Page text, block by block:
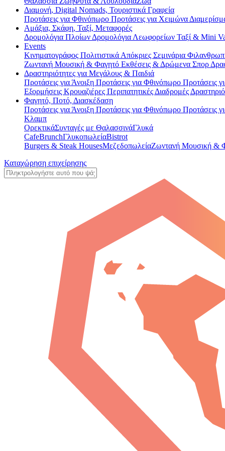
Διαμονή, Digital Nomads, Τουριστικά Γραφεία
Προτάσεις για Φθινόπωρο Προτάσεις για Χειμώνα
Αμάξια, Σκάφη, Ταξί, Μεταφορές
Δρομολόγια Πλοίων Δρομολόγια Λεωφορείων Ταξί & Μini
Events
Κινηματογράφος Πολιτιστικά Απόκριες Σεμινάρια
Ζωντανή Μουσική & Φαγητό Εκθέσεις & Δρώμενα Σπορ
Δραστηριότητες για Μεγάλους & Παιδιά
Προτάσεις για Άνοιξη Προτάσεις για Φθινόπωρο Προτάσεις
Εξορμήσεις Κρουαζιέρες Περιπατητικές Διαδρομές
Φαγητό, Ποτό, Διασκέδαση
Προτάσεις για Άνοιξη Προτάσεις για Φθινόπωρο Προτάσεις
Κλαμπ
ΟρεκτικάΣυνταγές με ΘαλασσινάΓλυκά
CafeBrunchΓλυκοπωλείαBistrot
Burgers & Steak HousesΜεζεδοπωλείαΖωντανή Μουσική &
Καταχώρηση επιχείρησης